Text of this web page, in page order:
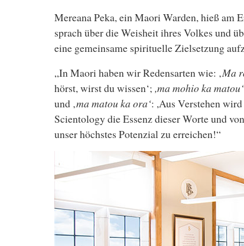
Mereana Peka, ein Maori Warden, hieß am
sprach über die Weisheit ihres Volkes und
eine gemeinsame spirituelle Zielsetzung
„In Maori haben wir Redensarten wie: ‚Ma
hörst, wirst du wissen‘; ,ma mohio ka matou‘
und ‚ma matou ka ora‘: ,Aus Verstehen
Scientology die Essenz dieser Worte und
unser höchstes Potenzial zu erreichen!“